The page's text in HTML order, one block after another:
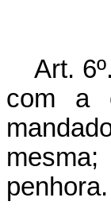
Art.
com a
penhora.